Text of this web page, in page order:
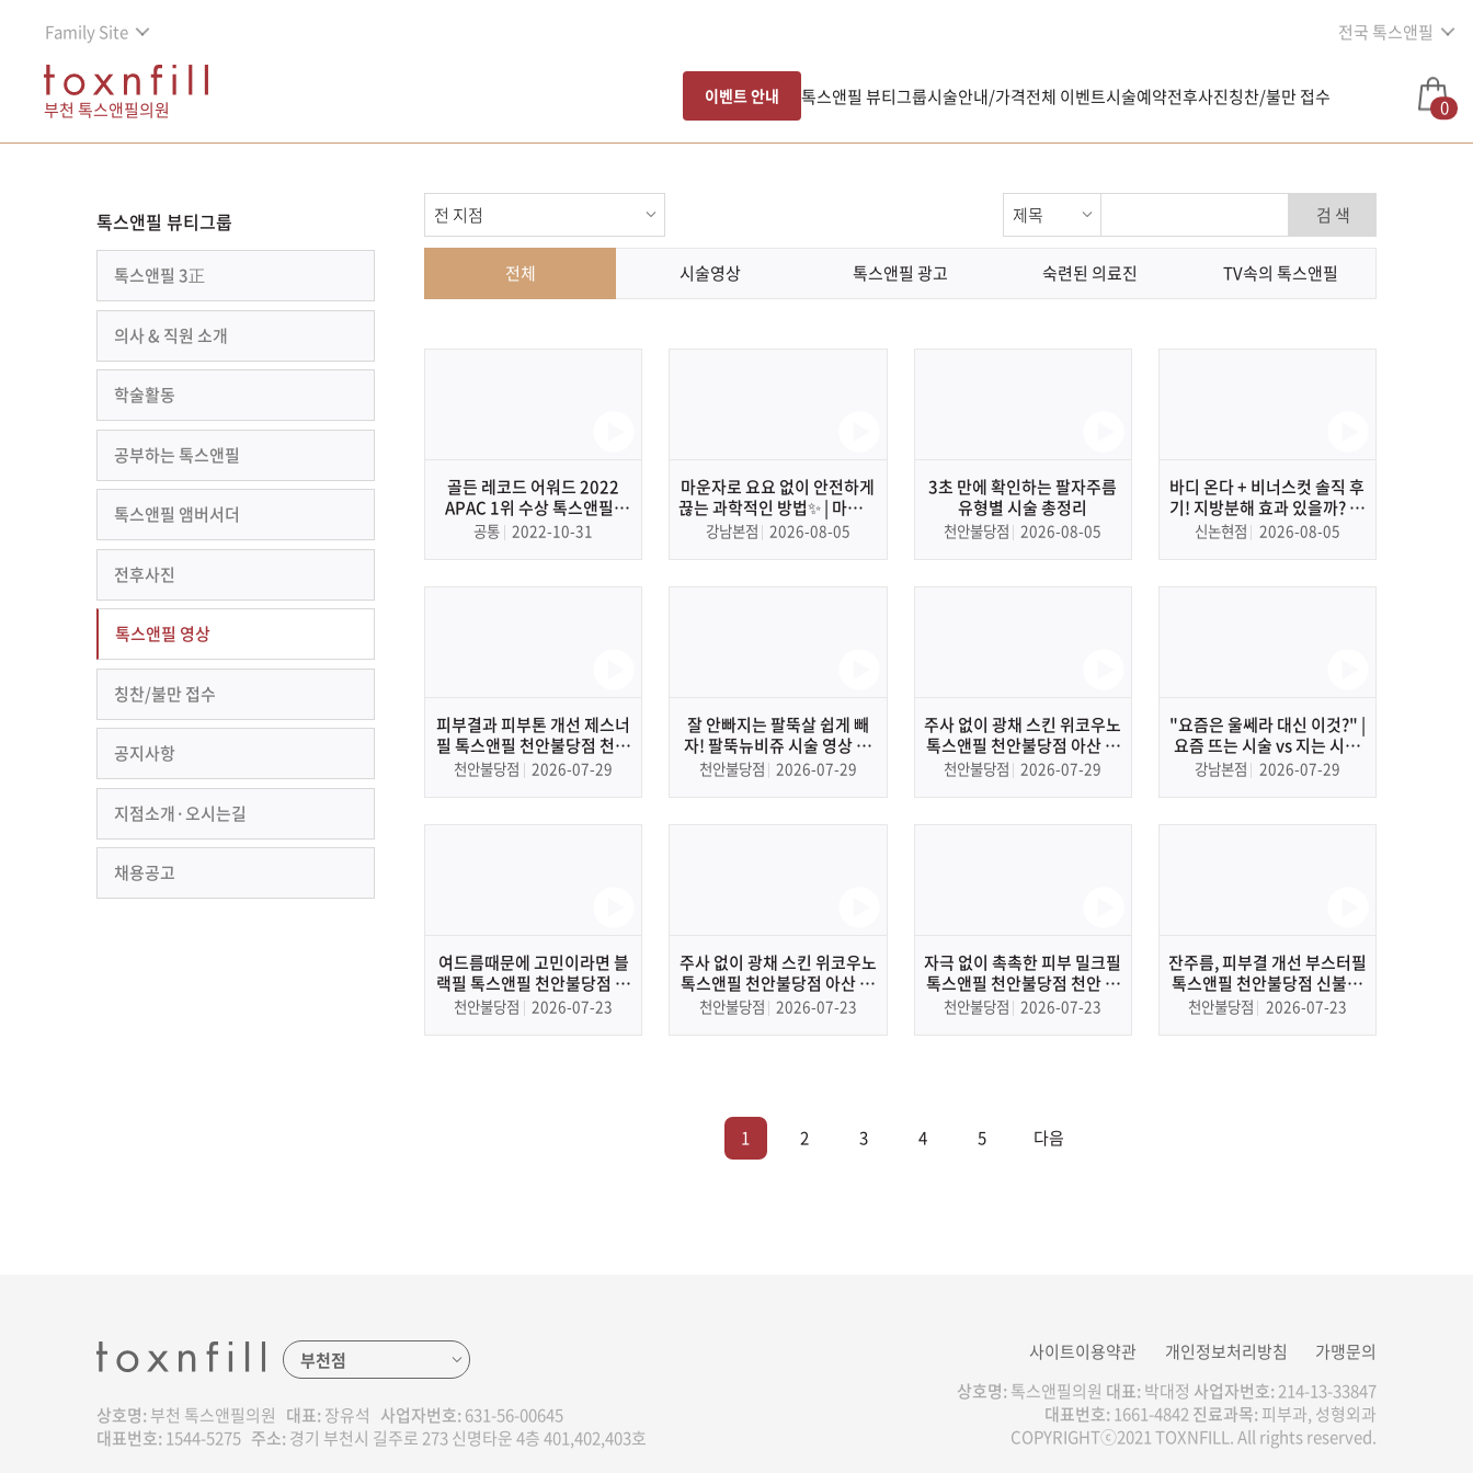
Family Site 전국 톡스앤필
부천 톡스앤필의원
이벤트 안내 톡스앤필 뷰티그룹시술안내/가격전체 이벤트시술예약전후사진칭찬/불만 접수 0
톡스앤필 뷰티그룹
톡스앤필 3正
의사 & 직원 소개
학술활동
공부하는 톡스앤필
톡스앤필 앰버서더
전후사진
톡스앤필 영상
칭찬/불만 접수
공지사항
지점소개·오시는길
채용공고
검 색
전체 시술영상 톡스앤필 광고 숙련된 의료진 TV속의 톡스앤필
골든 레코드 어워드 2022
APAC 1위 수상 톡스앤필 |
7th Golden Record Award
공통 2022-10-31
마운자로 요요 없이 안전하게
끊는 과학적인 방법✨ | 마운자
로, 비만치료제, 다이어트, 체
강남본점 2026-08-05
3초 만에 확인하는 팔자주름
유형별 시술 총정리
천안불당점 2026-08-05
바디 온다 + 비너스컷 솔직 후
기! 지방분해 효과 있을까? 직
접 받아봤습니다
신논현점 2026-08-05
피부결과 피부톤 개선 제스너
필 톡스앤필 천안불당점 천안
피부과, 피부관리
천안불당점 2026-07-29
잘 안빠지는 팔뚝살 쉽게 빼
자! 팔뚝뉴비쥬 시술 영상 톡
스앤필 천안불당점 아산 피부
천안불당점 2026-07-29
주사 없이 광채 스킨 위코우노
톡스앤필 천안불당점 아산 피
부과, 피부관리
천안불당점 2026-07-29
"요즘은 울쎄라 대신 이것?" |
요즘 뜨는 시술 vs 지는 시술
완벽 비교
강남본점 2026-07-29
여드름때문에 고민이라면 블
랙필 톡스앤필 천안불당점 불
당동 피부과, 피부관리
천안불당점 2026-07-23
주사 없이 광채 스킨 위코우노
톡스앤필 천안불당점 아산 피
부과, 피부관리
천안불당점 2026-07-23
자극 없이 촉촉한 피부 밀크필
톡스앤필 천안불당점 천안 피
부과, 피부관리
천안불당점 2026-07-23
잔주름, 피부결 개선 부스터필
톡스앤필 천안불당점 신불당
피부과, 피부관리
천안불당점 2026-07-23
1 2 3 4 5 다음
상호명: 부천 톡스앤필의원 대표: 장유석 사업자번호: 631-56-00645
대표번호: 1544-5275 주소: 경기 부천시 길주로 273 신명타운 4층 401,402,403호
사이트이용약관 개인정보처리방침
가맹문의
상호명: 톡스앤필의원 대표: 박대정 사업자번호: 214-13-33847
대표번호: 1661-4842진료과목: 피부과, 성형외과
COPYRIGHTⓒ2021 TOXNFILL. All rights reserved.